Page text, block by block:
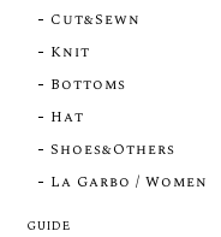
Cut&Sewn
Knit
Bottoms
Hat
Shoes&Others
La Garbo / Women
GUIDE